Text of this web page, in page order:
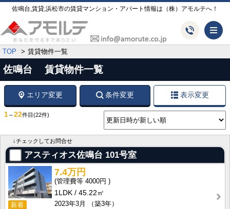
佐鳴台,賃貸,浜松市の賃貸マンション・アパート情報は（株）アモルテへ！
TOP 賃貸物件一覧
佐鳴台 賃貸物件一覧
エリア変更 条件変更 表示変更
1～22件目 (22件)
↓チェックしてお問合せ
アスティオス佐鳴台 101号室
新着
7.4万円
4000円
1LDK
45.22㎡
2023年3月
（築3年）